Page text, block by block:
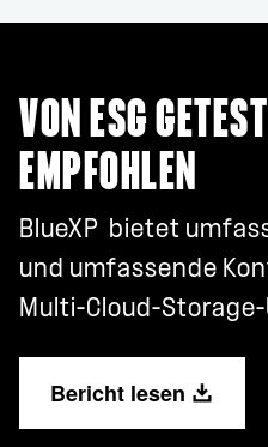
VON ESG
EMPFOHLEN
BlueXP bietet
und umfassende
Multi-Cloud-
Bericht lesen